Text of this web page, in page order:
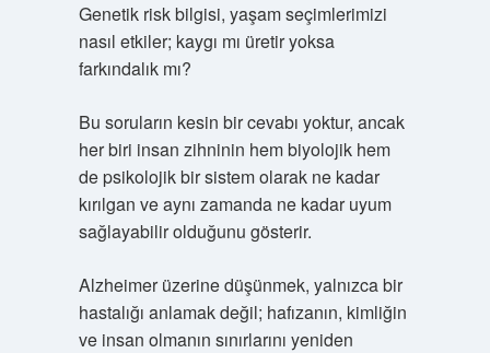
Genetik risk bilgisi, yaşam seçimlerimizi
nasıl etkiler; kaygı mı üretir yoksa
farkındalık mı?
Bu soruların kesin bir cevabı yoktur, ancak
her biri insan zihninin hem biyolojik hem
de psikolojik bir sistem olarak ne kadar
kırılgan ve aynı zamanda ne kadar uyum
sağlayabilir olduğunu gösterir.
Alzheimer üzerine düşünmek, yalnızca bir
hastalığı anlamak değil; hafızanın, kimliğin
ve insan olmanın sınırlarını yeniden